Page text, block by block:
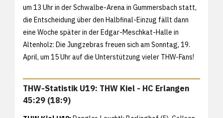
um 13 Uhr in der Schwalbe-Arena in Gummersbach statt,
die Entscheidung über den Halbfinal-Einzug fällt dann
eine Woche später in der Edgar-Meschkat-Halle in
Altenholz: Die Jungzebras freuen sich am Sonntag, 19.
April, um 15 Uhr auf die Unterstützung vieler THW-Fans!
THW-Statistik U19: THW Kiel - HC Erlangen
45:29 (18:9)